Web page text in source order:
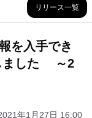
リリース一覧
を入手でき
ました ～2
年1月27日 16:00